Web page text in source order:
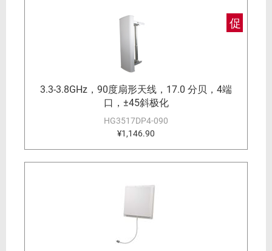
促
3.3-3.8GHz，90度扇形天线，17.0 分贝，4端
口，±45斜极化
HG3517DP4-090
¥1,146.90